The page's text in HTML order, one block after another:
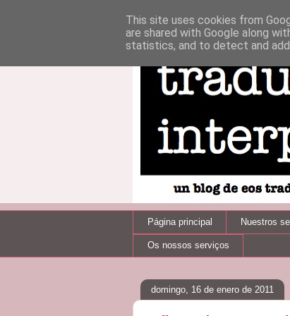
Página principal Nuestros
Os nossos serviços
domingo, 16 de enero de 2011
This site uses cookies from
are shared with Google along
statistics, and to detect and